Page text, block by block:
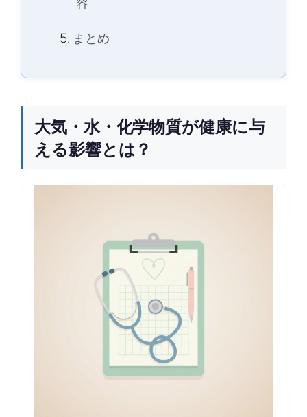
まとめ
大気・水・化学物質が健康に与
える影響とは？